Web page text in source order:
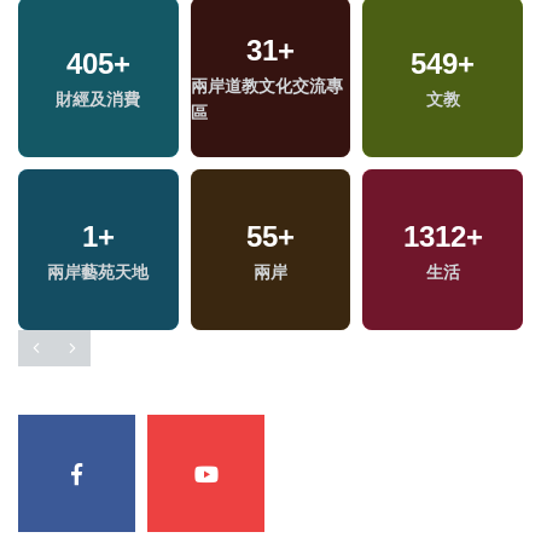
405+
財經及消費
31+
兩岸道教文化交流專
區
549+
文教
1+
兩岸藝苑天地
55+
兩岸
1312+
生活